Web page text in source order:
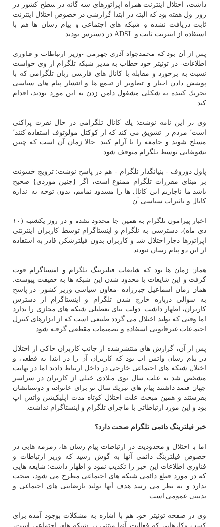
داشت، اختلال اینترنت همراه اپراتورهای سه گانه در سطح كشور در
روز اول هفته بود كه البته در ابتدا گزارشی در خصوص اختلال اینترنت
ثابت دریافت نشده و شبكه های اجتماعی و پیام رسان ها هم با
استفاده از اینترنت ثابت و ADSL در دسترس بودند.
پس از آن بود كه محمدجواد آذری جهرمی -وزیر ارتباطات و فناوری
اطلاعات- در توئیتر خود خطاب به مدیر شبكه تلگرام از وی خواست
نسبت به برخورد و مقابله با كانال های فارسی زبان تلگرامی كه با
پوشش دادن اخبار و تصاویر از تجمع ها و انتشار پیام های سیاسی
تحریك كننده به شكلی مشغول دامن زدن به این مورد بودند، اقدام
كند.
وی در این نامه نوشت: یك كانال تلگرامی در حال نفرت پراكنی
است٬ مردم را تشویق می كند كه از كوكتل مولوتوف استفاده كنند٬
مسلح شوند و جامعه را نا آرام كنند. حالا زمان آن است كه چنین
تشویقاتی توسط تلگرام متوقف شود.
پاول دوروف - بنیانگذار تلگرام - هم در پاسخ نوشت: ترویج خشونت
بر مبنای مقررات تلگرام ممنوع است، اگر {چنین موردی} صحیح
باشد ما ناچاریم این كانال ها را مسدود نماییم، بدون توجه به اندازه
كانال و تاثیرات سیاسی آن.
اخبار پیرامون تلگرام به همین جا محدود نشده و در روز یكشنبه (۱۰
دی ماه)، دسترسی به تلگرام و اینستاگرام توسط كاربران اینترنتی
اپراتورها دچار اختلال شد و كاربران بدون فیلترشكن قادر به استفاده
از این دو پیام رسان نبودند.
همان زمان ها بود كه شایعات فیلترینگ تلگرام و اینستاگرام قوت
گرفت و این شایعات با محدود شدن این شبكه ها به حقیقت پیوست.
همان زمان اسماعیل جبارزاده -معاون سیاسی وزیر كشور- در پاسخ
به سوالی درباره خارج شدن تلگرام و اینستاگرام از دسترس
كاربران، اظهار داشت: دولت بنای تعطیلی شبكه های مجازی را ندارد
اما وقتی كه تولید اختلال می گردد طبیعی است كه از ابزارهای كنترل
اجتماعات غیرقانونی استفاده و تصمیمات مقطعی گرفته شود.
پس از آن، گزارش های منتشرشده از جانب كاربران حاكی از اختلال
در پیام رسان واتس اپ بود كه كاربران آن را در ابتدا به قطعی و
اختلال شبكه های اجتماعی خارجی در داخل ارتباط دادند اما در نهایت
مشخص شد به علت سال نوی میلادی خیلی از كاربران در سراسر
جهان قصد داشتند پیام های تبریك سال نو برای خانواده و دوستانشان
بفرستند و همین مبحث علت اختلال كوتاه مدت اپلیكیشن واتس اپ
بود و این مورد ارتباطاتی با ماجرای تلگرام و اینستاگرام نداشت.
خبر فیلترینگ دائمی تلگرام صحت دارد؟
اما با اختلال و محدودیت در ارتباطات پیام رسان ها، زمزمه هایی در
خصوص فیلترینگ دائمی آنها به گوش رسید كه وزیر ارتباطات و
فناوری اطلاعات این خبر را تكذیب نمود و اظهار داشت: شایعه هایی
كه در مورد قطع دائمی شبكه های اجتماعی مطرح می شود، صحت
ندارد و به نظر می رسد هدف آنها تولید نارضایتی های اجتماعی و
بدبینی عمومی است.
وی در صفحه توئیتر خود هم با اشاره به مشكلات بوجود آمده برای
كسب وكارهایی كه فعالیت آنها مبتنی بر شبكه های اجتماعی است،